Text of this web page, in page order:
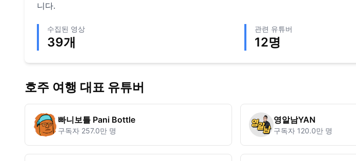
니다.
수집된 영상
39개
관련 유튜버
12명
호주 여행 대표 유튜버
빠니보틀 Pani Bottle
구독자 257.0만 명
영알남YAN
구독자 120.0만 명